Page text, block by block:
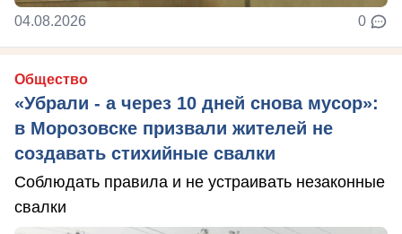
04.08.2026 0
Общество
«Убрали - а через 10 дней снова мусор»:
в Морозовске призвали жителей не
создавать стихийные свалки
Соблюдать правила и не устраивать незаконные
свалки